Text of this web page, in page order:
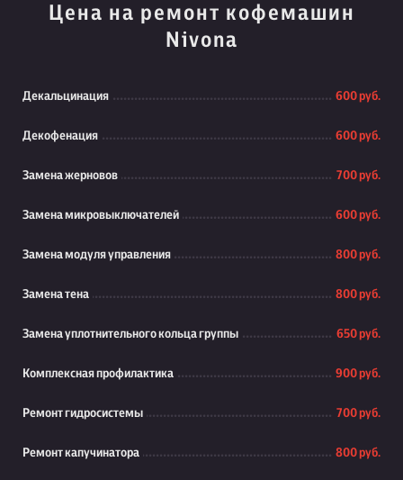
Цена на ремонт кофемашин
Nivona
Декальцинация 600 руб.
Декофенация 600 руб.
Замена жерновов 700 руб.
Замена микровыключателей 600 руб.
Замена модуля управления 800 руб.
Замена тена 800 руб.
Замена уплотнительного кольца группы 650 руб.
Комплексная профилактика 900 руб.
Ремонт гидросистемы 700 руб.
Ремонт капучинатора 800 руб.